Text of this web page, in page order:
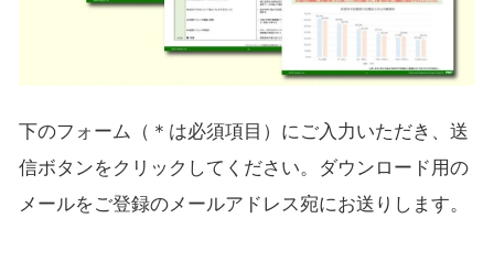
下のフォーム（＊は必須項目）にご入力いただき、送
信ボタンをクリックしてください。ダウンロード用の
メールをご登録のメールアドレス宛にお送りします。